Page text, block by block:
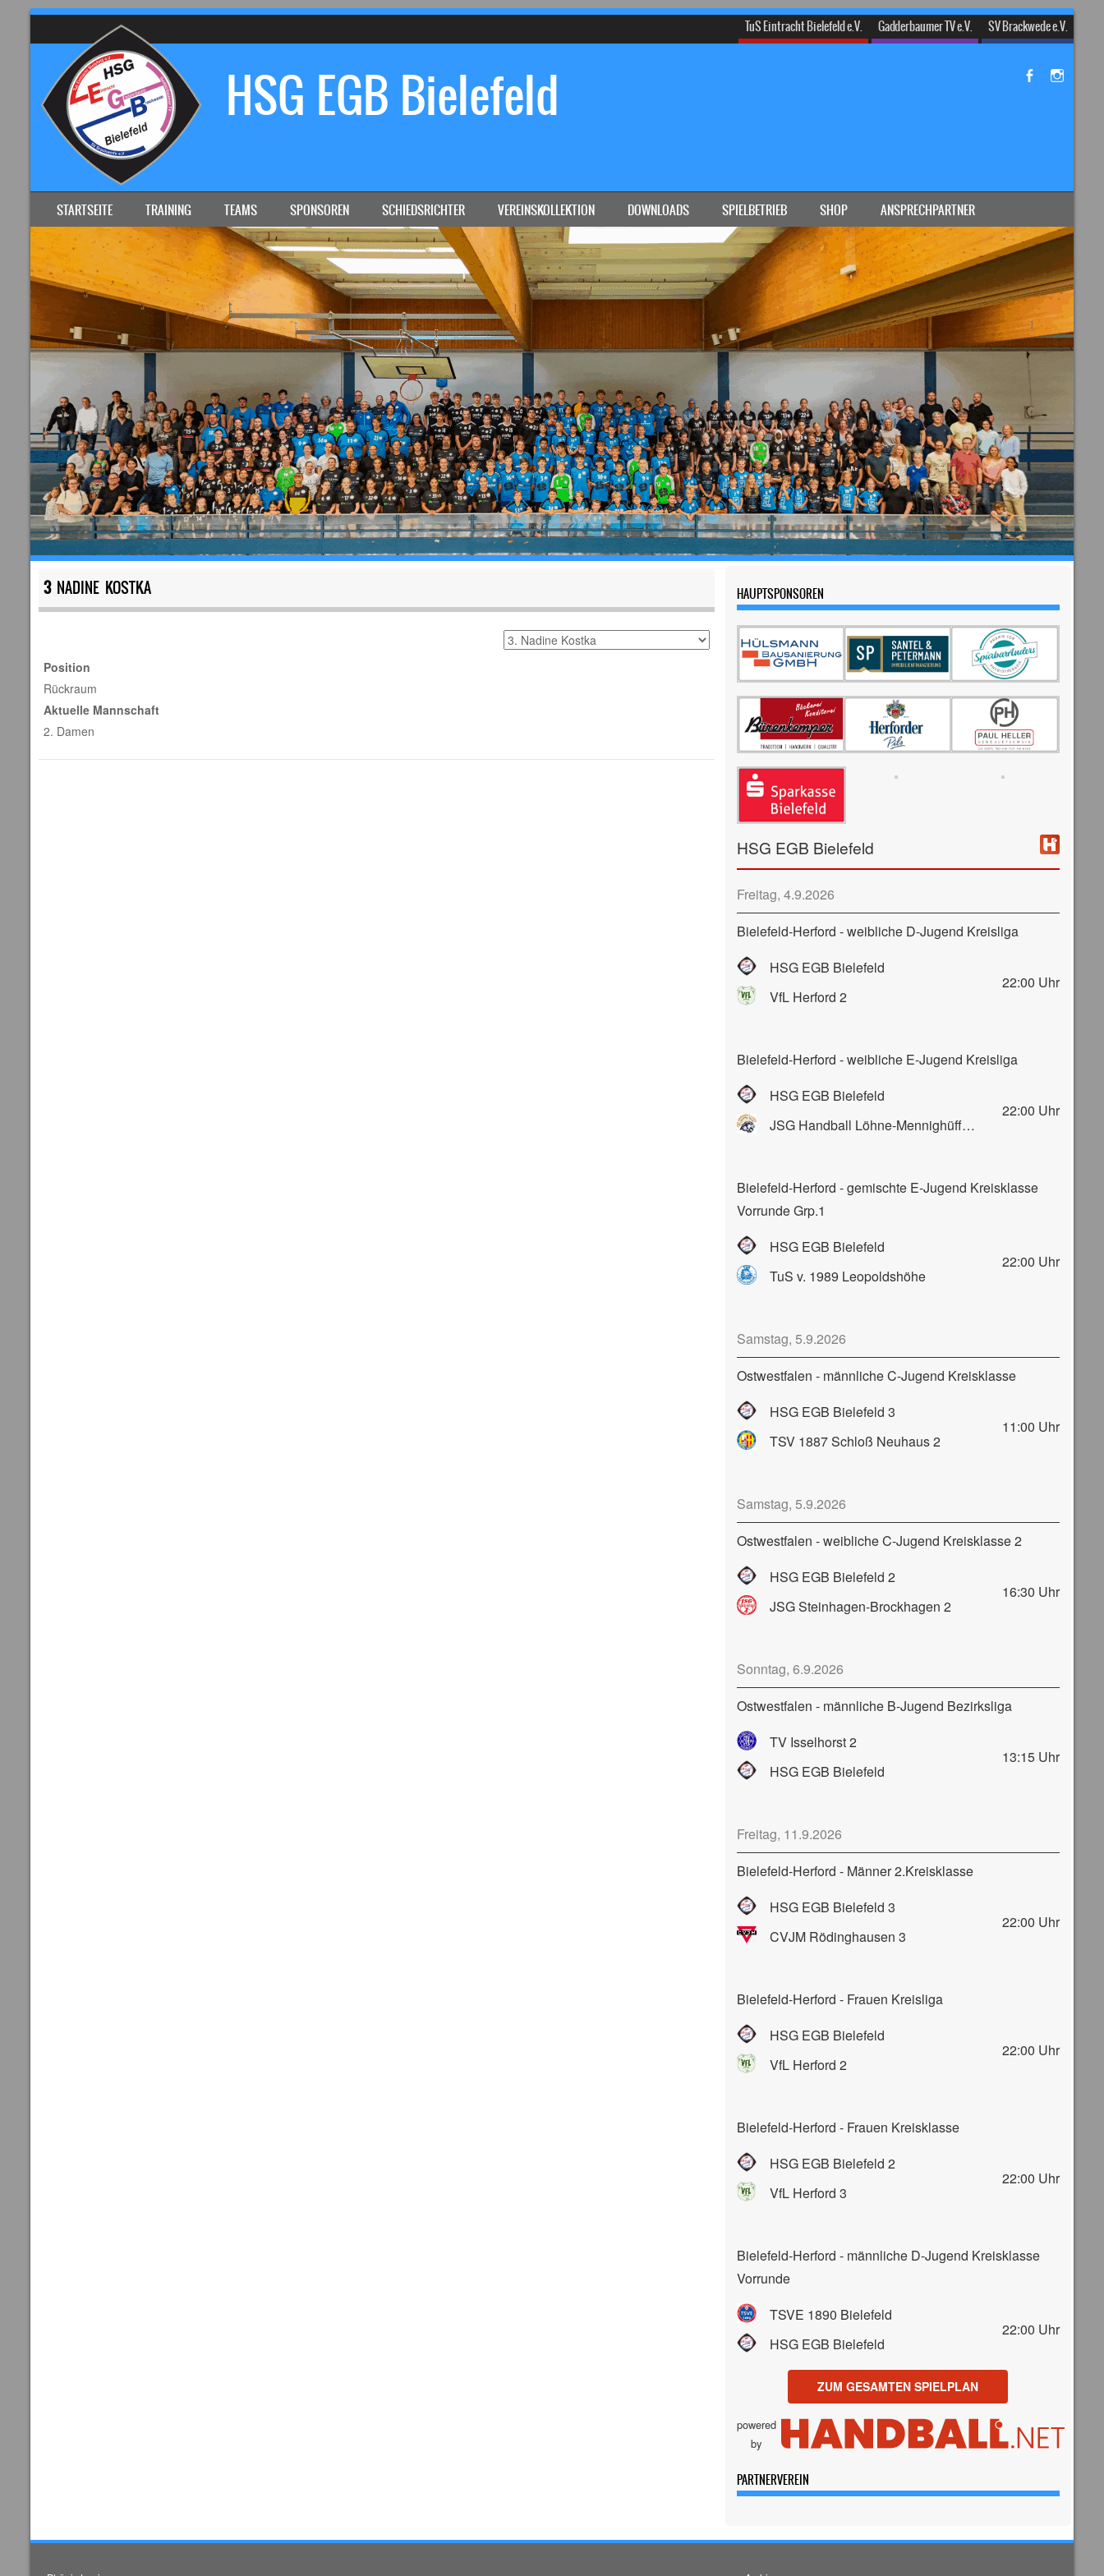
TuS Eintracht Bielefeld e.V. Gadderbaumer TV e.V. SV Brackwede e.V.
HSG EGB Bielefeld
MENU
SKIP TO CONTENT
STARTSEITE TRAINING TEAMS SPONSOREN SCHIEDSRICHTER VEREINSKOLLEKTION DOWNLOADS SPIELBETRIEB SHOP ANSPRECHPARTNER
3NADINE KOSTKA
Position
Rückraum
Aktuelle Mannschaft
2. Damen
HAUPTSPONSOREN
HSG EGB Bielefeld
Freitag, 4.9.2026
Bielefeld-Herford - weibliche D-Jugend Kreisliga
HSG EGB Bielefeld
VfL Herford 2
22:00 Uhr
Bielefeld-Herford - weibliche E-Jugend Kreisliga
HSG EGB Bielefeld
JSG Handball Löhne-Mennighüffen-Obernbeck
22:00 Uhr
Bielefeld-Herford - gemischte E-Jugend Kreisklasse
Vorrunde Grp.1
HSG EGB Bielefeld
TuS v. 1989 Leopoldshöhe
22:00 Uhr
Samstag, 5.9.2026
Ostwestfalen - männliche C-Jugend Kreisklasse
HSG EGB Bielefeld 3
TSV 1887 Schloß Neuhaus 2
11:00 Uhr
Samstag, 5.9.2026
Ostwestfalen - weibliche C-Jugend Kreisklasse 2
HSG EGB Bielefeld 2
JSG Steinhagen-Brockhagen 2
16:30 Uhr
Sonntag, 6.9.2026
Ostwestfalen - männliche B-Jugend Bezirksliga
TV Isselhorst 2
HSG EGB Bielefeld
13:15 Uhr
Freitag, 11.9.2026
Bielefeld-Herford - Männer 2.Kreisklasse
HSG EGB Bielefeld 3
CVJM Rödinghausen 3
22:00 Uhr
Bielefeld-Herford - Frauen Kreisliga
HSG EGB Bielefeld
VfL Herford 2
22:00 Uhr
Bielefeld-Herford - Frauen Kreisklasse
HSG EGB Bielefeld 2
VfL Herford 3
22:00 Uhr
Bielefeld-Herford - männliche D-Jugend Kreisklasse
Vorrunde
TSVE 1890 Bielefeld
HSG EGB Bielefeld
22:00 Uhr
ZUM GESAMTEN SPIELPLAN
powered
by
PARTNERVEREIN